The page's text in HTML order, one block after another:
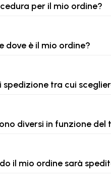
per il mio ordine?
dove è il mio ordine?
tra cui
diversi in funzione
il mio ordine sarà